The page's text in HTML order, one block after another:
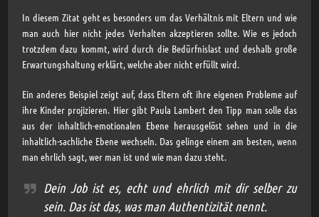
In diesem Zitat geht es besonders um das Verhältnis mit Eltern und wie
man auch hier nicht jedes Verhalten akzeptieren sollte. Wie es jedoch
trotzdem dazu kommt, wird durch die Bedürfnislast und deshalb große
Erwartungshaltung erklärt, welche aber nicht erfüllt wird.
Ein anderes Beispiel zeigt auf, dass Eltern oft ihre eigenen Probleme auf
ihre Kinder projizieren. Hier gibt Paula Lambert den Tipp man solle das
aus der inhaltlich-emotionalen Ebene herausgelöst sehen und in die
inhaltlich-sachliche Ebene wechseln. Das gelinge einem am besten, wenn
man ehrlich sagt, wer man ist und wie man dazu steht.
Dein Job ist es, echt und ehrlich mit dir selber zu
sein. Das ist das, was man Authentizität nennt.